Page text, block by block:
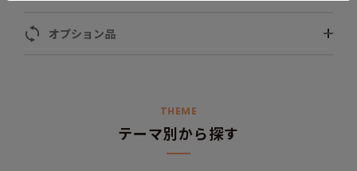
オプション品
THEME
テーマ別から探す